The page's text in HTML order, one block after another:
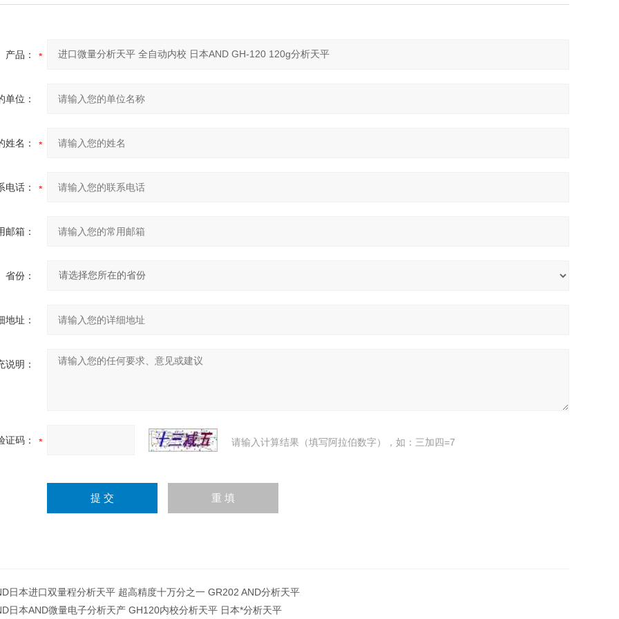
产品：
单位：
姓名：
电话：
邮箱：
省份：
地址：
说明：
证码： 请输入计算结果（填写阿拉伯数字），如：三加四=7
日本进口双量程分析天平 超高精度十万分之一 GR202 AND分析天平
日本AND微量电子分析天产 GH120内校分析天平 日本*分析天平